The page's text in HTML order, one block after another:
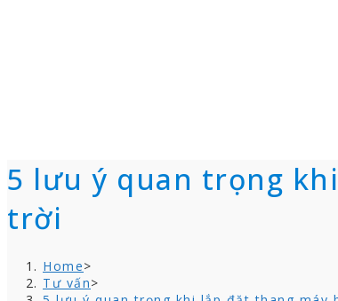
5 lưu ý quan trọng
trời
Home>
Tư vấn>